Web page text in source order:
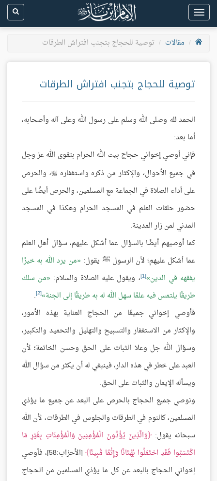
Toggle
navigation
مقالات
توصية للحجاج بتجنب افتراش الطرقات
توصية للحجاج بتجنب افتراش الطرقات
الحمد لله وصلى الله وسلم على رسول الله وعلى آله وأصحابه،
أما بعد:
فإني أوصي إخواني حجاج بيت الله الحرام بتقوى الله عز وجل
في جميع الأحوال، والإكثار من ذكره واستغفاره، والحرص
على أداء الصلاة في الجماعة مع المسلمين، والحرص أيضًا على
حضور حلقات العلم في المسجد الحرام وهكذا في المسجد
المدني لمن زار المدينة.
كما أوصيهم أيضًا بالسؤال عما أشكل عليهم، سؤال أهل العلم
عما أشكل عليهم؛ لأن الرسول ﷺ يقول: من يرد الله به خيرًا
يفقهه في الدين [1] ، ويقول عليه الصلاة والسلام: من سلك
طريقًا يلتمس فيه علمًا سهل الله له به طريقًا إلى الجنة [2]
.
فأوصي إخواني جميعًا من الحجاج العناية بهذه الأمور،
والإكثار من الاستغفار والتسبيح والتهليل والتحميد والتكبير،
وسؤال الله جل وعلا الثبات على الحق وحسن الخاتمة؛ لأن
العبد على خطر في هذه الدار، فينبغي له أن يكثر من سؤال الله
ويسأله الإيمان والثبات على الحق.
ونوصي جميع الحجاج بالحرص على البعد عن جميع ما يؤذي
المسلمين، كالنوم في الطرقات والجلوس في الطرقات، لأن الله
سبحانه يقول:
وَالَّذِينَ يُؤْذُونَ الْمُؤْمِنِينَ وَالْمُؤْمِنَاتِ بِغَيْرِ مَا
اكْتَسَبُوا فَقَدِ احْتَمَلُوا بُهْتَانًا وَإِثْمًا مُّبِينًا
[الأحزاب:58]، فأوصي
إخواني الحجاج بالبعد عن كل ما يؤذي المسلمين من الحجاج